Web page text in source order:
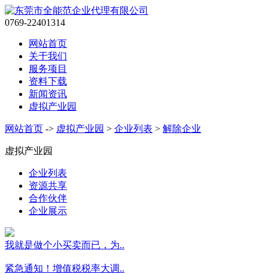
0769-22401314
网站首页
关于我们
服务项目
资料下载
新闻资讯
虚拟产业园
网站首页 -> 虚拟产业园 > 企业列表 > 解除企业
虚拟产业园
企业列表
资源共享
合作伙伴
企业展示
我就是做个小买卖而已，为..
紧急通知！增值税税率大调..